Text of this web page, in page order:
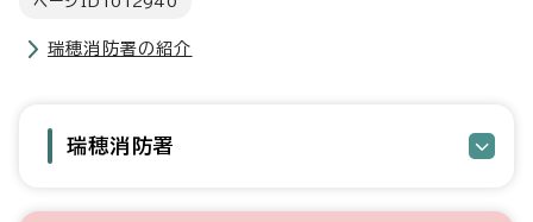
瑞穂消防署の紹介
瑞穂消防署